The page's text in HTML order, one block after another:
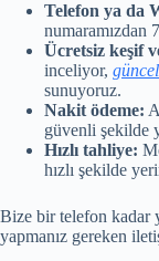
Telefon ya da
numaramızdan
Ücretsiz keşif
inceliyor,
sunuyoruz.
Nakit ödeme:
güvenli şekilde
Hızlı tahliye:
hızlı şekilde
Bize bir telefon kadar
yapmanız gereken